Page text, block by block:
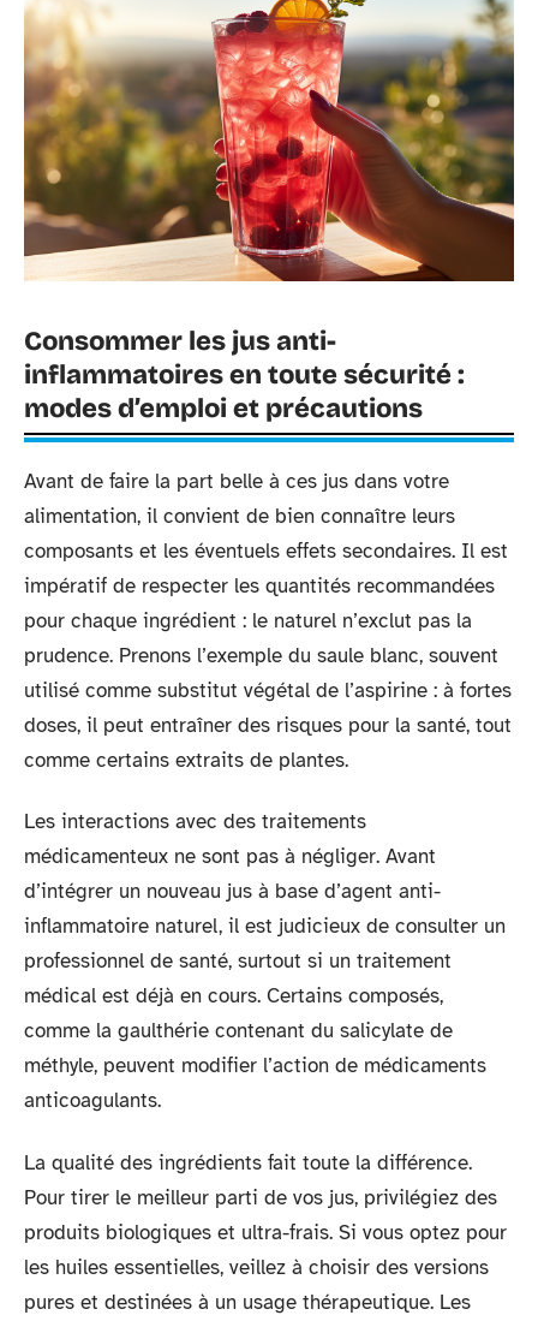
Consommer les jus anti-
inflammatoires en toute sécurité :
modes d’emploi et précautions
Avant de faire la part belle à ces jus dans votre
alimentation, il convient de bien connaître leurs
composants et les éventuels effets secondaires. Il est
impératif de respecter les quantités recommandées
pour chaque ingrédient : le naturel n’exclut pas la
prudence. Prenons l’exemple du saule blanc, souvent
utilisé comme substitut végétal de l’aspirine : à fortes
doses, il peut entraîner des risques pour la santé, tout
comme certains extraits de plantes.
Les interactions avec des traitements
médicamenteux ne sont pas à négliger. Avant
d’intégrer un nouveau jus à base d’agent anti-
inflammatoire naturel, il est judicieux de consulter un
professionnel de santé, surtout si un traitement
médical est déjà en cours. Certains composés,
comme la gaulthérie contenant du salicylate de
méthyle, peuvent modifier l’action de médicaments
anticoagulants.
La qualité des ingrédients fait toute la différence.
Pour tirer le meilleur parti de vos jus, privilégiez des
produits biologiques et ultra-frais. Si vous optez pour
les huiles essentielles, veillez à choisir des versions
pures et destinées à un usage thérapeutique. Les